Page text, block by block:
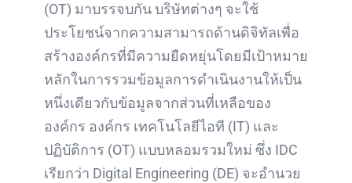
(OT) มาบรรจบกัน บริษัทต่างๆ จะใช้
ประโยชน์จากความสามารถด้านดิจิทัลเพื่อ
สร้างองค์กรที่มีความยืดหยุ่นโดยมีเป้าหมาย
หลักในการรวมข้อมูลการดำเนินงานให้เป็น
หนึ่งเดียวกับข้อมูลจากส่วนที่เหลือของ
องค์กร องค์กร เทคโนโลยีไอที (IT) และ
ปฏิบัติการ (OT) แบบหลอมรวมใหม่ ซึ่ง IDC
เรียกว่า Digital Engineering (DE) จะอำนวย